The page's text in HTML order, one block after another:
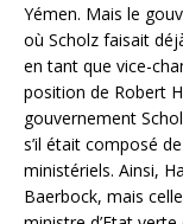
Yémen. Mais le
où Scholz faisait
en tant que vice-
position de Robert
gouvernement
s’il était composé
ministériels. Ainsi,
Baerbock, mais